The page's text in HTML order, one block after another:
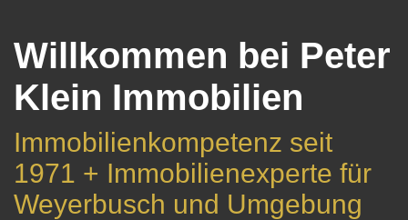
Willkommen bei Peter
Klein Immobilien
Immobilienkompetenz seit
1971 + Immobilienexperte für
Weyerbusch und Umgebung